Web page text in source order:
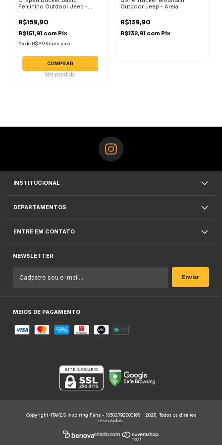
Feminino Outdoor Jeep -
R$159,90
R$151,91 com Pix
2xde R$79,95sem juros
COMPRAR
Ver produto
Outdoor Jeep - Areia
R$139,90
R$132,91 com Pix
INSTITUCIONAL
DEPARTAMENTOS
ENTRE EM CONTATO
NEWSLETTER
MEIOS DE PAGAMENTO
Copyright 4TAKES Inspiring Fans - 18502792000168 - 2026. Todos os direitos
reservados.